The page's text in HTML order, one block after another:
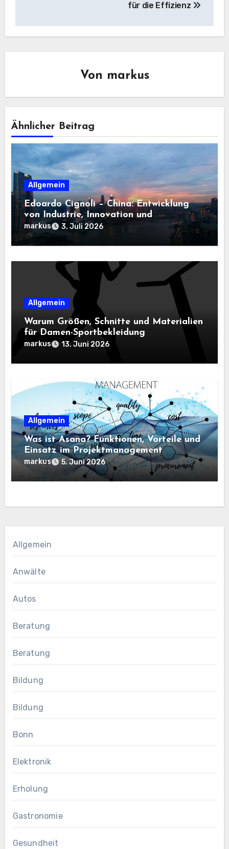
für die Effizienz
Von markus
Ähnlicher Beitrag
Allgemein
Edoardo Cignoli – China: Entwicklung
von Industrie, Innovation und
Technologie
markus 3. Juli 2026
Allgemein
Warum Größen, Schnitte und Materialien
für Damen-Sportbekleidung
entscheidend sind
markus 13. Juni 2026
Allgemein
Was ist Asana? Funktionen, Vorteile und
Einsatz im Projektmanagement
markus 5. Juni 2026
Allgemein
Anwälte
Autos
Beratung
Beratung
Bildung
Bildung
Bonn
Elektronik
Erholung
Gastronomie
Gesundheit